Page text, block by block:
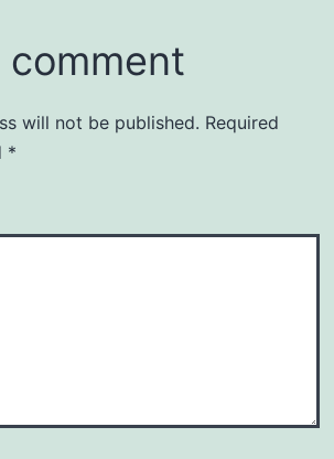
comment
will not be published. Required
*